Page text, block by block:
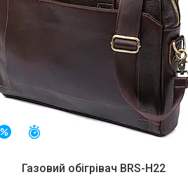
–22%
Газовий обігрівач BRS-H22